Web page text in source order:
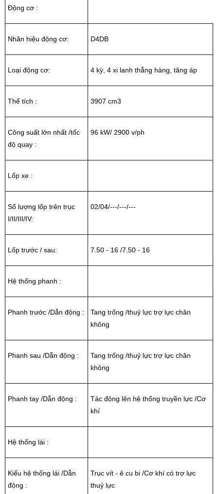
Động cơ :
Nhãn hiệu động cơ: D4DB
Loại động cơ: 4 kỳ, 4 xi lanh thẳng hàng, tăng áp
Thể tích : 3907 cm3
Công suất lớn nhất /tốc
độ quay :
96 kW/ 2900 v/ph
Lốp xe :
Số lượng lốp trên trục
I/II/III/IV:
02/04/---/---/---
Lốp trước / sau: 7.50 - 16 /7.50 - 16
Hệ thống phanh :
Phanh trước /Dẫn động :
Tang trống /thuỷ lực trợ lực chân
không
Phanh sau /Dẫn động :
Tang trống /thuỷ lực trợ lực chân
không
Phanh tay /Dẫn động :
Tác động lên hệ thống truyền lực /Cơ
khí
Hệ thống lái :
Kiểu hệ thống lái /Dẫn
động :
Trục vít - ê cu bi /Cơ khí có trợ lực
thuỷ lực